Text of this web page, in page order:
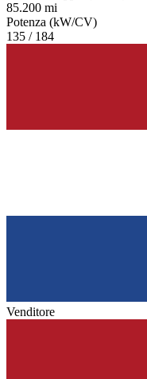
85.200 mi
Potenza (kW/CV)
135 / 184
Venditore